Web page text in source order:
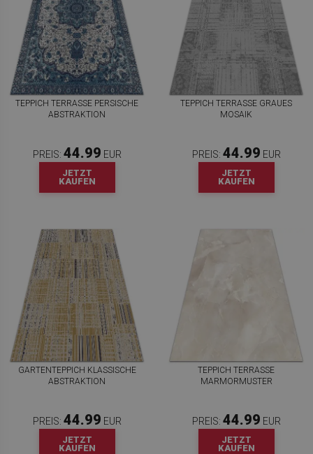
TEPPICH TERRASSE PERSISCHE
ABSTRAKTION
PREIS: 44.99 EUR
JETZT
KAUFEN
TEPPICH TERRASSE GRAUES
MOSAIK
PREIS: 44.99 EUR
JETZT
KAUFEN
GARTENTEPPICH KLASSISCHE
ABSTRAKTION
PREIS: 44.99 EUR
JETZT
KAUFEN
TEPPICH TERRASSE
MARMORMUSTER
PREIS: 44.99 EUR
JETZT
KAUFEN